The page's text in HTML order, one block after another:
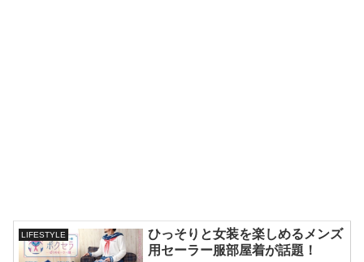
LIFESTYLE
ひっそりと女装を楽しめるメンズ
用セーラー服部屋着が話題！